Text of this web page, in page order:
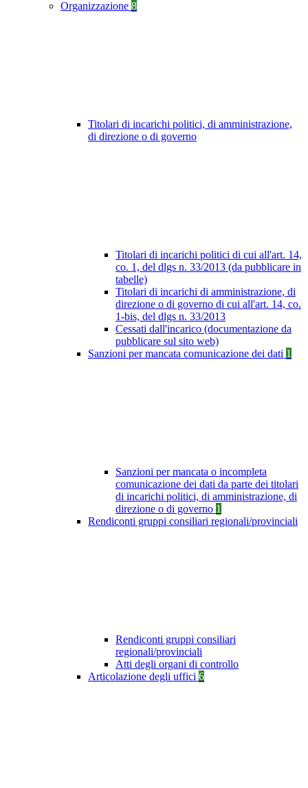
Organizzazione 8
Titolari di incarichi politici, di amministrazione,
di direzione o di governo
Titolari di incarichi politici di cui all'art. 14,
co. 1, del dlgs n. 33/2013 (da pubblicare in
tabelle)
Titolari di incarichi di amministrazione, di
direzione o di governo di cui all'art. 14, co.
1-bis, del dlgs n. 33/2013
Cessati dall'incarico (documentazione da
pubblicare sul sito web)
Sanzioni per mancata comunicazione dei dati 1
Sanzioni per mancata o incompleta
comunicazione dei dati da parte dei titolari
di incarichi politici, di amministrazione, di
direzione o di governo 1
Rendiconti gruppi consiliari regionali/provinciali
Rendiconti gruppi consiliari
regionali/provinciali
Atti degli organi di controllo
Articolazione degli uffici 6